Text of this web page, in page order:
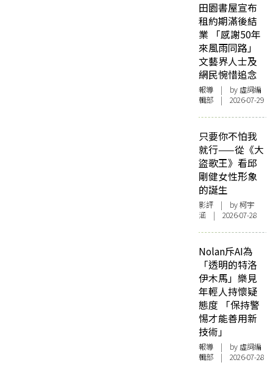
田園書屋宣布
租約期滿後結
業 「感謝50年
來風雨同路」
文藝界人士及
網民惋惜追念
報導 | by 虛詞編
輯部 | 2026-07-29
只要你不怕我
就行——從《大
盜歌王》看邱
剛健女性形象
的誕生
影評 | by 柯宇
涵 | 2026-07-28
Nolan斥AI為
「透明的特洛
伊木馬」樂見
年輕人持懷疑
態度 「保持警
惕才能善用新
技術」
報導 | by 虛詞編
輯部 | 2026-07-28